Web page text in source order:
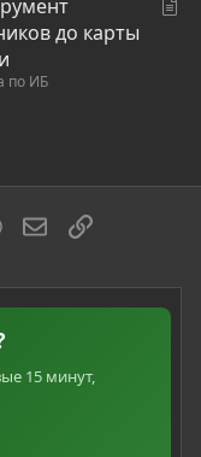
до карты
по ИБ
WhatsAppЭлектронная
Ссылка
15 минут,